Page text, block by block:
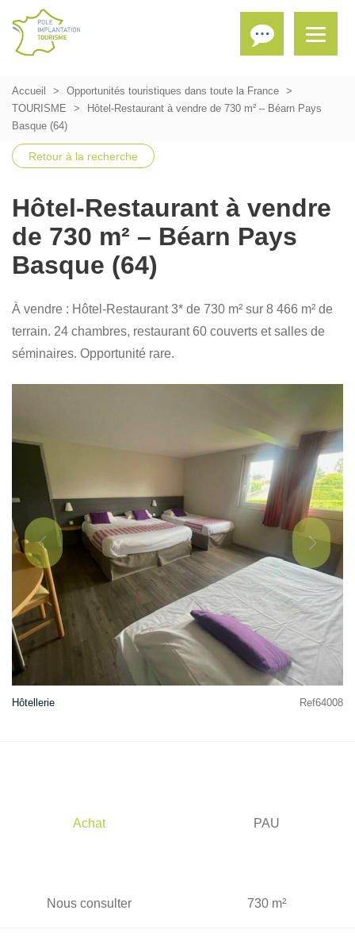
Accueil
Opportunités touristiques dans toute la France
TOURISME
Hôtel-Restaurant à vendre de 730 m² – Béarn Pays
Basque (64)
Retour à la recherche
Hôtel-Restaurant à vendre
de 730 m² – Béarn Pays
Basque (64)
À vendre : Hôtel-Restaurant 3* de 730 m² sur 8 466 m² de
terrain. 24 chambres, restaurant 60 couverts et salles de
séminaires. Opportunité rare.
Hôtellerie Ref64008
Achat PAU
Nous consulter 730 m²